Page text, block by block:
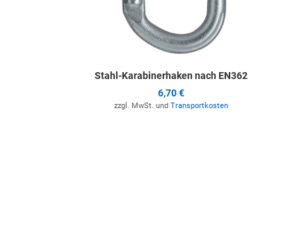
Stahl-Karabinerhaken nach EN362
6,70 €
zzgl. MwSt. und Transportkosten